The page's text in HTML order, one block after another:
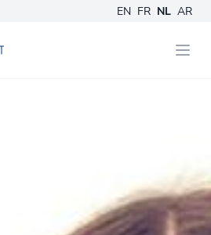
EN FR NL AR